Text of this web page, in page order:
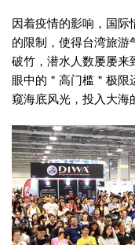
因着疫情的影响，国际
的限制，使得台湾旅游
破竹，潜水人数屡屡来
眼中的＂高门槛＂极限
窥海底风光，投入大海